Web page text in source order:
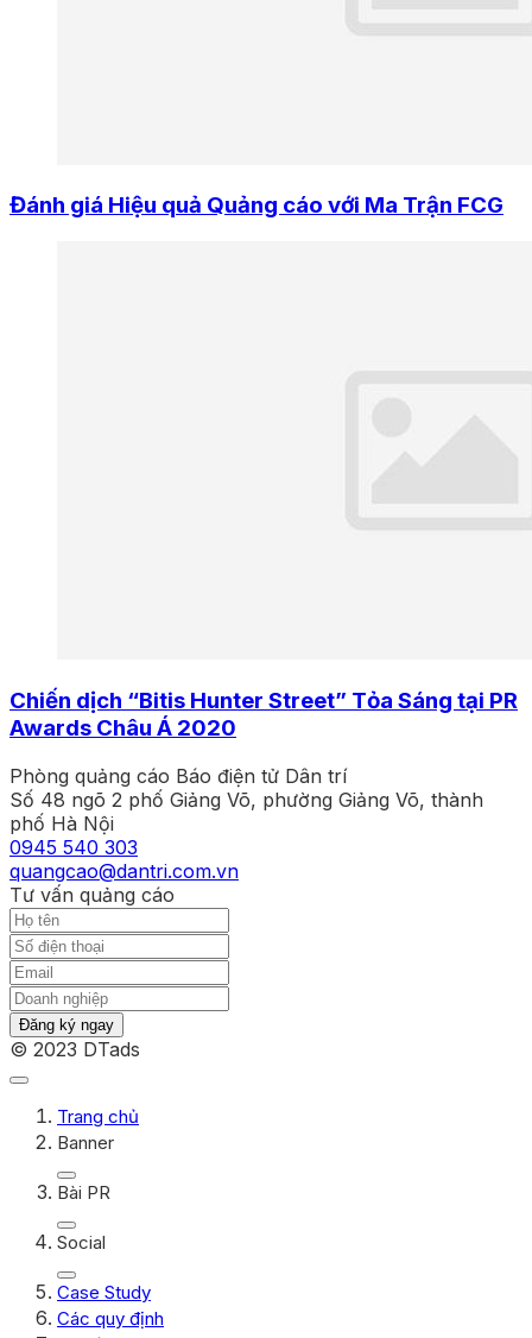
Đánh giá Hiệu quả Quảng cáo với Ma Trận FCG
Chiến dịch “Bitis Hunter Street” Tỏa Sáng tại PR
Awards Châu Á 2020
Phòng quảng cáo Báo điện tử Dân trí
Số 48 ngõ 2 phố Giảng Võ, phường Giảng Võ, thành
phố Hà Nội
0945 540 303
quangcao@dantri.com.vn
Tư vấn quảng cáo
Đăng ký ngay
© 2023 DTads
Trang chủ
Banner
Bài PR
Social
Case Study
Các quy định